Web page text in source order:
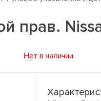
прав.
Нет в наличии